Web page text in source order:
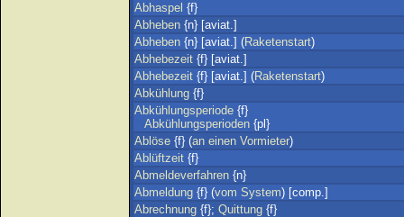
Abhaspel {f}
Abheben {n} [aviat.]
Abheben {n} [aviat.] (Raketenstart)
Abhebezeit {f} [aviat.]
Abhebezeit {f} [aviat.] (Raketenstart)
Abkühlung {f}
Abkühlungsperiode {f}
Abkühlungsperioden {pl}
Ablöse {f} (an einen Vormieter)
Ablüftzeit {f}
Abmeldeverfahren {n}
Abmeldung {f} (vom System) [comp.]
Abrechnung {f}; Quittung {f}